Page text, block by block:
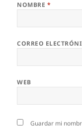
NOMBRE *
CORREO
WEB
Guardar mi